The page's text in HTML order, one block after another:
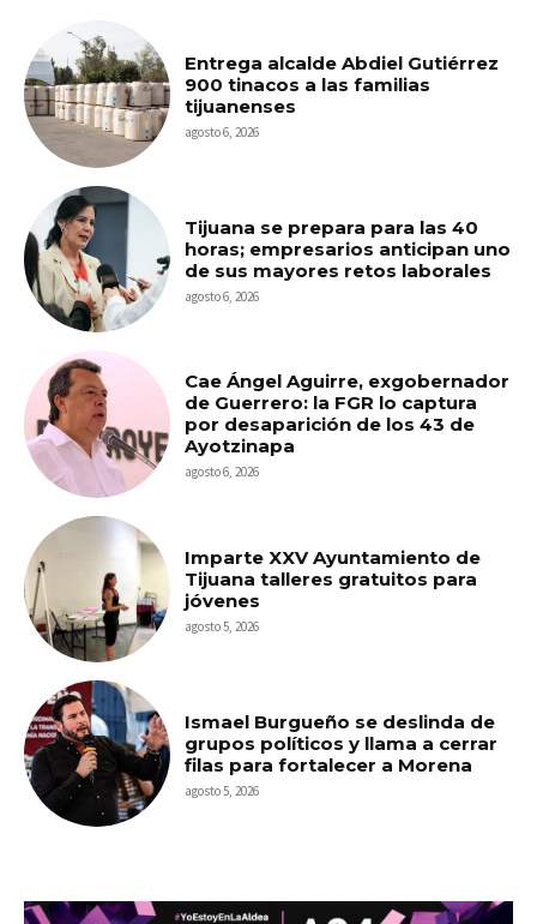
Entrega alcalde Abdiel Gutiérrez
900 tinacos a las familias
tijuanenses
agosto 6, 2026
Tijuana se prepara para las 40
horas; empresarios anticipan uno
de sus mayores retos laborales
agosto 6, 2026
Cae Ángel Aguirre, exgobernador
de Guerrero: la FGR lo captura
por desaparición de los 43 de
Ayotzinapa
agosto 6, 2026
Imparte XXV Ayuntamiento de
Tijuana talleres gratuitos para
jóvenes
agosto 5, 2026
Ismael Burgueño se deslinda de
grupos políticos y llama a cerrar
filas para fortalecer a Morena
agosto 5, 2026